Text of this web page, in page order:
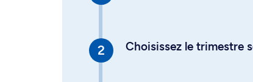
Choisissez le trimestre